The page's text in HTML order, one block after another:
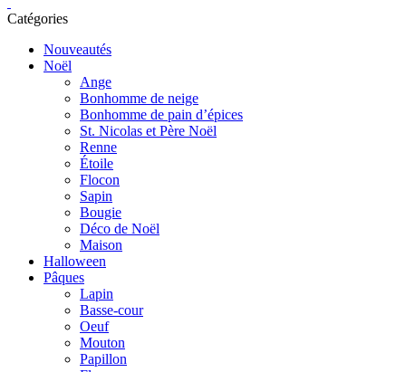
Catégories
Nouveautés
Noël
Ange
Bonhomme de neige
Bonhomme de pain d’épices
St. Nicolas et Père Noël
Renne
Étoile
Flocon
Sapin
Bougie
Déco de Noël
Maison
Halloween
Pâques
Lapin
Basse-cour
Oeuf
Mouton
Papillon